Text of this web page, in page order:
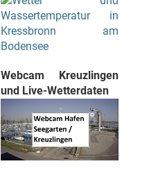
Webcam Kreuzlingen
und Live-Wetterdaten